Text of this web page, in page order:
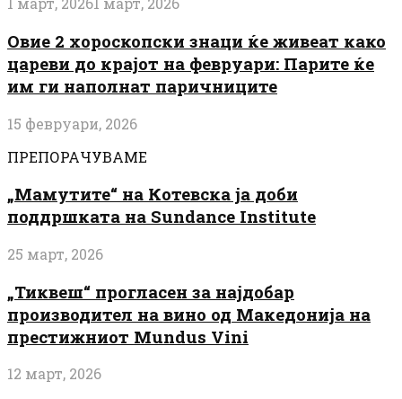
Овие 2 хороскопски знаци ќе живеат како
цареви до крајот на февруари: Парите ќе
им ги наполнат паричниците
15 февруари, 2026
ПРЕПОРАЧУВАМЕ
„Мамутите“ на Котевска ја доби
поддршката на Sundance Institute
25 март, 2026
„Тиквеш“ прогласен за најдобар
производител на вино од Македонија на
престижниот Mundus Vini
12 март, 2026